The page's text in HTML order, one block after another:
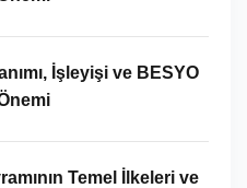
İşleyişi ve BESYO
Temel İlkeleri ve